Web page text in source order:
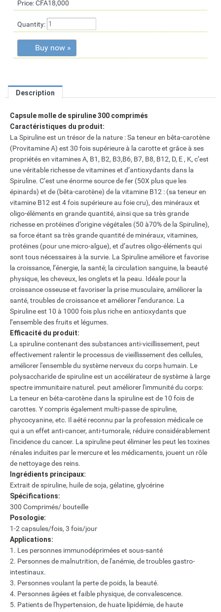
Price:CFA18,000
Quantity:
Buy now »
Description
Capsule molle de spiruline 300 comprimés
Caractéristiques du produit:
La Spiruline est un trésor de la nature : Sa teneur en bêta-carotène
(Provitamine A) est 30 fois supérieure à la carotte et grâce à ses
propriétés en vitamines A, B1, B2, B3,B6, B7, B8, B12, D, E , K, c’est
une véritable richesse de vitamines et d’antioxydants dans la
Spiruline. C’est une énorme source de fer (50X plus que les
épinards) et de (bêta-carotène) de la vitamine B12 : (sa teneur en
vitamine B12 est 4 fois supérieure au foie cru), des minéraux et
oligo-éléments en grande quantité, ainsi que sa très grande
richesse en protéines d’origine végétales (50 à70% de la Spiruline),
sa force étant sa très grande quantité de minéraux, vitamines,
protéines (pour une micro-algue), et d’autres oligo-éléments qui
sont tous nécessaires à la survie. La Spiruline améliore et favorise
la croissance, l’énergie, la santé; la circulation sanguine, la beauté
physique, les cheveux, les onglets et la peau. Idéale pour la
croissance osseuse et favoriser la prise musculaire, améliorer la
santé, troubles de croissance et améliorer l’endurance. La
Spiruline est 10 à 1000 fois plus riche en antioxydants que
l’ensemble des fruits et légumes.
Efficacité du produit:
La spiruline contenant des substances anti-vicillissement, peut
effectivement ralentir le processus de vieillissement des cellules,
améliorer l'ensemble du système nerveux du corps humain. Le
polysaccharide de spiruline est un accélérateur de système à large
spectre immunitaire naturel. peut améliorer l'immunité du corps:
La teneur en béta-carotène dans la spiruline est de 10 fois de
carottes. Y compris également multi-passe de spiruline,
phycocyanine, etc. Il aété reconnu par la profession médicale ce
qui a un effet anti-cancer, anti-tumorale, réduire considérablement
l'incidence du cancer. La spiruline peut éliminer les peut les toxines
rénales induites par le mercure et les médicaments, jouent un rôle
de nettoyage des reins.
Ingrédients principaux:
Extrait de spiruline, huile de soja, gélatine, glycérine
Spécifications:
300 Comprimés/ bouteille
Posologie:
1-2 capsules/fois, 3 fois/jour
Applications:
1. Les personnes immunodéprimées et sous-santé
2. Personnes de malnutrition, de l'anémie, de troubles gastro-
intestinaux.
3. Personnes voulant la perte de poids, la beauté.
4. Personnes âgées et faible physique, de convalescence.
5. Patients de l'hypertension, de huate lipidémie, de haute